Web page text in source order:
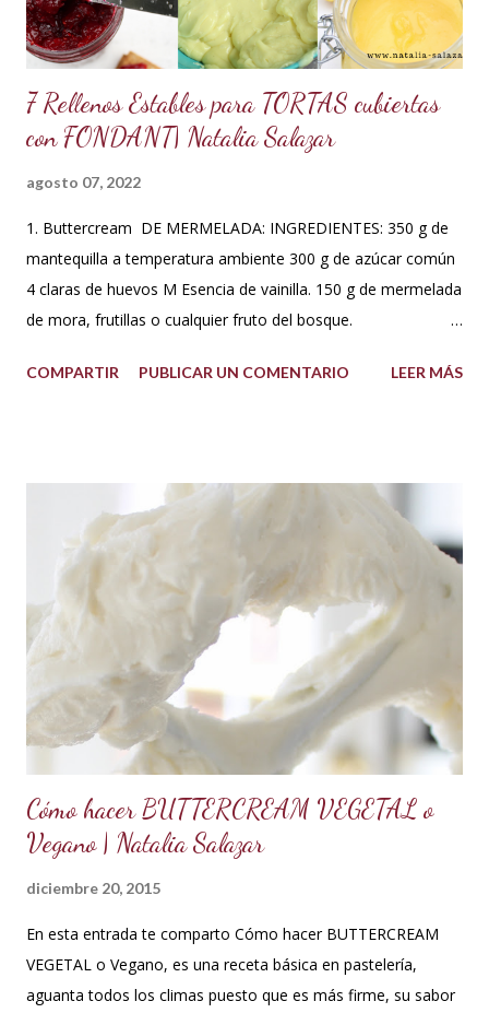
que me fui a investigar y descubrí que los estado...
7 Rellenos Estables para TORTAS cubiertas
con FONDANT| Natalia Salazar
agosto 07, 2022
1. Buttercream DE MERMELADA: INGREDIENTES: 350 g de
mantequilla a temperatura ambiente 300 g de azúcar común
4 claras de huevos M Esencia de vainilla. 150 g de mermelada
de mora, frutillas o cualquier fruto del bosque.
huevo en un tazón con los 300 g de azúcar a baño María .
que forme picos. A la mezcla agregar la mantequilla que debe
estar a temperatura ambiente, batir constantemente hasta
cremar y formar picos. Agregar la vainilla y la mermelada.
Batir hasta integrar. Se puede decorar cualquier tipo de
cupcakes o rellenar una torta o cubrir el cake tu sabor
favorito. Se debe conservar en refrigeración y es mejor
utilizarlo cuando está fresco, es decir recién hecho, porque
contiene huevos y mantequilla. Crema d...
COMPARTIR PUBLICAR UN COMENTARIO LEER MÁS
Cómo hacer BUTTERCREAM VEGETAL o
Vegano | Natalia Salazar
diciembre 20, 2015
En esta entrada te comparto Cómo hacer BUTTERCREAM
VEGETAL o Vegano, es una receta básica en pastelería,
aguanta todos los climas puesto que es más firme, su sabor